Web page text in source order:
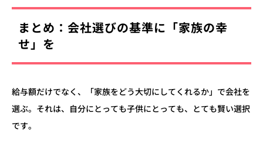
まとめ：会社選びの基準に「家族の幸
せ」を
給与額だけでなく、「家族をどう大切にしてくれるか」で会社を
選ぶ。それは、自分にとっても子供にとっても、とても賢い選択
です。